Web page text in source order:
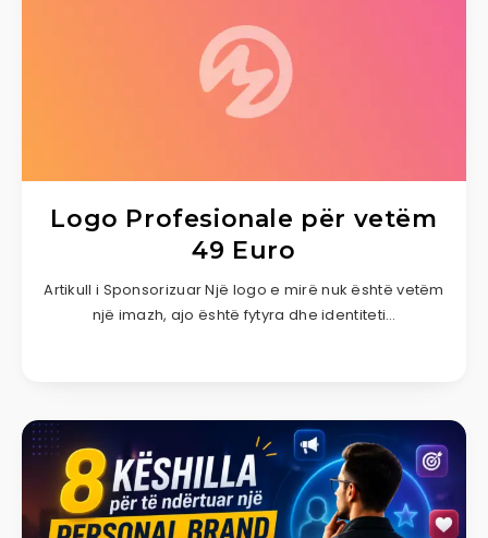
Logo Profesionale për vetëm
49 Euro
Artikull i Sponsorizuar Një logo e mirë nuk është vetëm
një imazh, ajo është fytyra dhe identiteti…